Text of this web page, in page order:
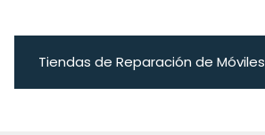
Tiendas de Reparación de Móviles